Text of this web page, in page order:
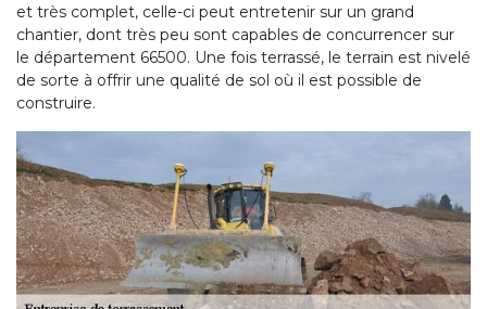
et très complet, celle-ci peut entretenir sur un grand
chantier, dont très peu sont capables de concurrencer sur
le département 66500. Une fois terrassé, le terrain est nivelé
de sorte à offrir une qualité de sol où il est possible de
construire.